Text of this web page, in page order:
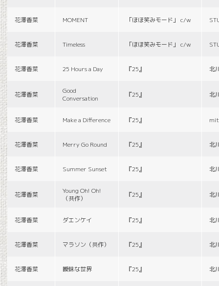
花澤香菜 MOMENT 「ほほ笑みモード」 c/w
花澤香菜 Timeless 「ほほ笑みモード」 c/w
花澤香菜 25 Hours a Day 『25』 北
花澤香菜
Good
Conversation
『25』 北
花澤香菜 Make a Difference 『25』
花澤香菜 Merry Go Round 『25』 北
花澤香菜 Summer Sunset 『25』 北
花澤香菜
Young Oh! Oh!
（共作）
『25』 北
花澤香菜 ダエンケイ 『25』 北
花澤香菜 マラソン（共作） 『25』 北
花澤香菜 曖昧な世界 『25』 北